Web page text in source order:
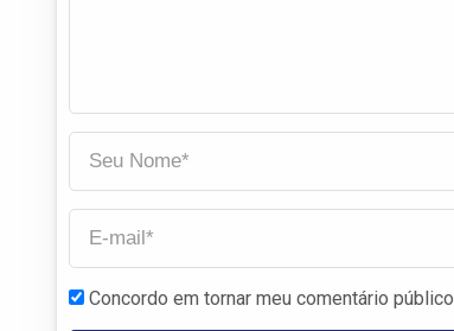
Concordo em tornar meu comentário público